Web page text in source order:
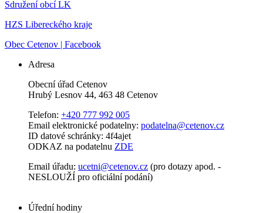
Sdružení obcí LK
HZS Libereckého kraje
Obec Cetenov | Facebook
Adresa
Obecní úřad Cetenov
Hrubý Lesnov 44, 463 48 Cetenov
Telefon: +420 777 992 005
Email elektronické podatelny: podatelna@cetenov.cz
ID datové schránky: 4f4ajet
ODKAZ na podatelnu ZDE
Email úřadu: ucetni@cetenov.cz (pro dotazy apod. -
NESLOUŽÍ pro oficiální podání)
Úřední hodiny